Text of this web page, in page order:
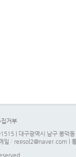
거부
| 대구광역시 남구 봉덕
: repsol2@naver.com |